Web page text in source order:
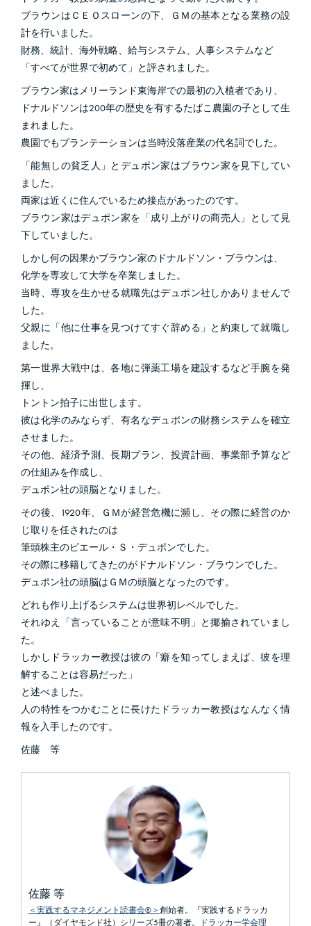
ブラウンはＣＥＯスローンの下、ＧＭの基本となる業務の設
計を行いました。
財務、統計、海外戦略、給与システム、人事システムなど
「すべてが世界で初めて」と評されました。
ブラウン家はメリーランド東海岸での最初の入植者であり、
ドナルドソンは200年の歴史を有するたばこ農園の子として生
まれました。
農園でもプランテーションは当時没落産業の代名詞でした。
「能無しの貧乏人」とデュポン家はブラウン家を見下してい
ました。
両家は近くに住んでいるため接点があったのです。
ブラウン家はデュポン家を「成り上がりの商売人」として見
下していました。
しかし何の因果かブラウン家のドナルドソン・ブラウンは、
化学を専攻して大学を卒業しました。
当時、専攻を生かせる就職先はデュポン社しかありませんで
した。
父親に「他に仕事を見つけてすぐ辞める」と約束して就職し
ました。
第一世界大戦中は、各地に弾薬工場を建設するなど手腕を発
揮し、
トントン拍子に出世します。
彼は化学のみならず、有名なデュポンの財務システムを確立
させました。
その他、経済予測、長期プラン、投資計画、事業部予算など
の仕組みを作成し、
デュポン社の頭脳となりました。
その後、1920年、ＧＭが経営危機に瀕し、その際に経営のか
じ取りを任されたのは
筆頭株主のピエール・Ｓ・デュポンでした。
その際に移籍してきたのがドナルドソン・ブラウンでした。
デュポン社の頭脳はＧＭの頭脳となったのです。
どれも作り上げるシステムは世界初レベルでした。
それゆえ「言っていることが意味不明」と揶揄されていまし
た。
しかしドラッカー教授は彼の「癖を知ってしまえば、彼を理
解することは容易だった」
と述べました。
人の特性をつかむことに長けたドラッカー教授はなんなく情
報を入手したのです。
佐藤 等
佐藤 等
＜実践するマネジメント読書会®＞創始者。『実践するドラッカ
ー』（ダイヤモンド社）シリーズ5冊の著者。
ドラッカー学会理